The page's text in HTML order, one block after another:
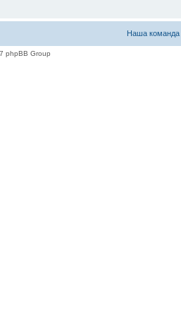
Наша команда
phpBB Group